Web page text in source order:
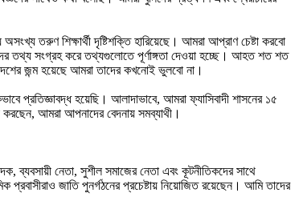
তরুণ শিক্ষার্থী দৃষ্টিশক্তি হারিয়েছে। আমরা আপ্রাণ চেষ্টা করবো
তথ্য সংগ্রহ করে তথ্যগুলোতে পূর্ণাঙ্গতা দেওয়া হচ্ছে। আহত শত শত
জন্ম হয়েছে আমরা তাদের কখনোই ভুলবো না।
প্রতিজ্ঞাবদ্ধ হয়েছি। আলাদাভাবে, আমরা ফ্যাসিবাদী শাসনের ১৫
আমরা আপনাদের বেদনায় সমব্যাথী।
ব্যবসায়ী নেতা, সুশীল সমাজের নেতা এবং কূটনীতিকদের সাথে
জাতি পুনর্গঠনের প্রচেষ্টায় নিয়োজিত রয়েছেন। আমি তাদের